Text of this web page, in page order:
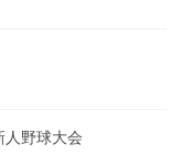
人野球大会